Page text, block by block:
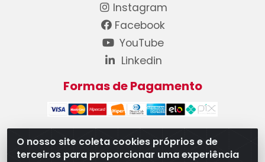
O nosso site coleta cookies próprios e de
terceiros para proporcionar uma experiência
Instagram
Facebook
YouTube
Linkedin
Formas de Pagamento
WB Componentes Automotivos LTDA - CNPJ